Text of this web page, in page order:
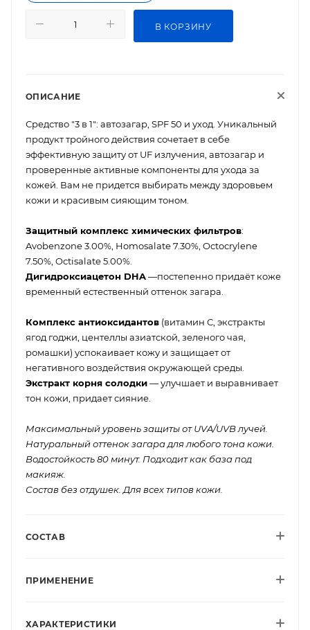
В КОРЗИНУ
ОПИСАНИЕ
Средство "3 в 1": автозагар, SPF 50 и уход. Уникальный
продукт тройного действия сочетает в себе
эффективную защиту от UF излучения, автозагар и
проверенные активные компоненты для ухода за
кожей. Вам не придется выбирать между здоровьем
кожи и красивым сияющим тоном.
Защитный комплекс химических фильтров:
Avobenzone 3.00%, Homosalate 7.30%, Octocrylene
7.50%, Octisalate 5.00%.
Дигидроксиацетон DHA—постепенно придаёт коже
временный естественный оттенок загара.
Комплекс антиоксидантов (витамин С, экстракты
ягод годжи, центеллы азиатской, зеленого чая,
ромашки) успокаивает кожу и защищает от
негативного воздействия окружающей среды.
Экстракт корня солодки— улучшает и выравнивает
тон кожи, придает сияние.
Максимальный уровень защиты от UVA/UVB лучей.
Натуральный оттенок загара для любого тона кожи.
Водостойкость 80 минут. Подходит как база под
макияж.
Состав без отдушек. Для всех типов кожи.
СОСТАВ
ПРИМЕНЕНИЕ
ХАРАКТЕРИСТИКИ